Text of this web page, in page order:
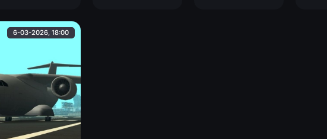
стилистики ГТА.
интерьера.
Заменяет
Буффало.
6-03-2026, 18:00